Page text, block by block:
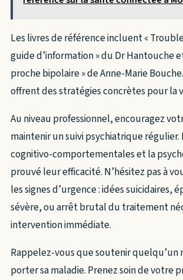
Les livres de référence incluent «
guide d’information » du Dr Hantouche
proche bipolaire » de Anne-Marie
offrent des stratégies concrètes pour la
Au niveau professionnel, encouragez
maintenir un suivi psychiatrique régulier.
cognitivo-comportementales et la
prouvé leur efficacité. N’hésitez pas à
les signes d’urgence : idées suicidaires,
sévère, ou arrêt brutal du traitement
intervention immédiate.
Rappelez-vous que soutenir quelqu’un
porter sa maladie. Prenez soin de votre